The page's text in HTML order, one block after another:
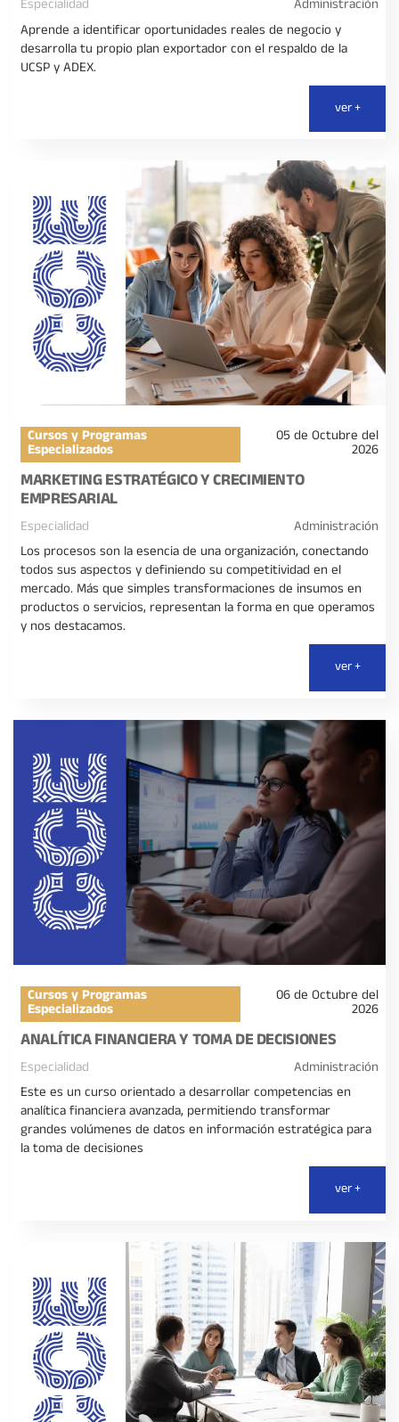
Especialidad
Administración
Aprende a identificar oportunidades reales de negocio y
desarrolla tu propio plan exportador con el respaldo de la
UCSP y ADEX.
ver +
Cursos y Programas
Especializados
05 de Octubre del
2026
MARKETING ESTRATÉGICO Y CRECIMIENTO
EMPRESARIAL
Especialidad
Administración
Los procesos son la esencia de una organización, conectando
todos sus aspectos y definiendo su competitividad en el
mercado. Más que simples transformaciones de insumos en
productos o servicios, representan la forma en que operamos
y nos destacamos.
ver +
Cursos y Programas
Especializados
06 de Octubre del
2026
ANALÍTICA FINANCIERA Y TOMA DE DECISIONES
Especialidad
Administración
Este es un curso orientado a desarrollar competencias en
analítica financiera avanzada, permitiendo transformar
grandes volúmenes de datos en información estratégica para
la toma de decisiones
ver +